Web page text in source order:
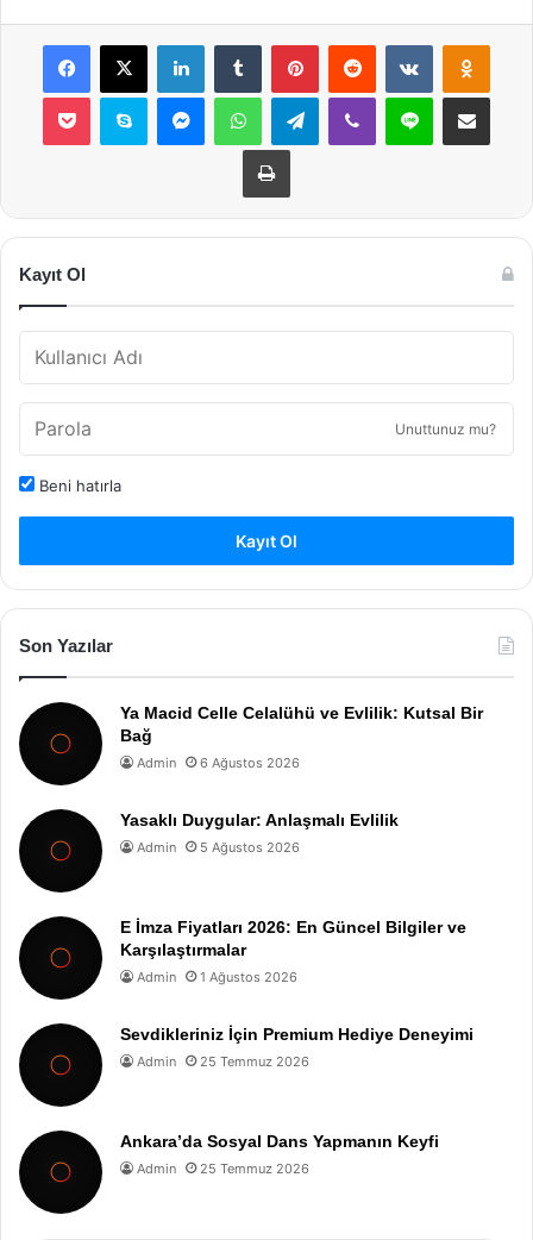
Facebook
X LinkedInTumblr PinterestReddit VKontakte
Pocket Skype MessengerWhatsAppTelegramViber Line E-Posta ile
Yazdır
Kayıt Ol
Unuttunuz mu?
Beni hatırla
Kayıt Ol
Son Yazılar
Ya Macid Celle Celalühü ve Evlilik: Kutsal Bir
Bağ
Admin 6 Ağustos 2026
Yasaklı Duygular: Anlaşmalı Evlilik
Admin 5 Ağustos 2026
E İmza Fiyatları 2026: En Güncel Bilgiler ve
Karşılaştırmalar
Admin 1 Ağustos 2026
Sevdikleriniz İçin Premium Hediye Deneyimi
Admin 25 Temmuz 2026
Ankara’da Sosyal Dans Yapmanın Keyfi
Admin 25 Temmuz 2026